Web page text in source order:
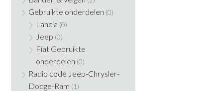
Gebruikte onderdelen (0)
Lancia (0)
Jeep (0)
Fiat Gebruikte
onderdelen (0)
Radio code Jeep-Chrysler-
Dodge-Ram (1)